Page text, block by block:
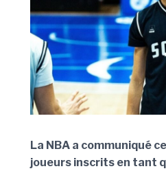
La NBA a communiqué
joueurs inscrits en tant